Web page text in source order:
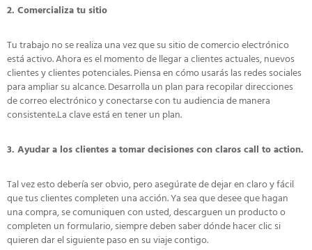
2. Comercializa tu sitio
Tu trabajo no se realiza una vez que su sitio de comercio electrónico
está activo. Ahora es el momento de llegar a clientes actuales, nuevos
clientes y clientes potenciales. Piensa en cómo usarás las redes sociales
para ampliar su alcance. Desarrolla un plan para recopilar direcciones
de correo electrónico y conectarse con tu audiencia de manera
consistente.La clave está en tener un plan.
3. Ayudar a los clientes a tomar decisiones con claros call to action.
Tal vez esto debería ser obvio, pero asegúrate de dejar en claro y fácil
que tus clientes completen una acción. Ya sea que desee que hagan
una compra, se comuniquen con usted, descarguen un producto o
completen un formulario, siempre deben saber dónde hacer clic si
quieren dar el siguiente paso en su viaje contigo.